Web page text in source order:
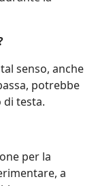
senso, anche
potrebbe
testa.
per la
a